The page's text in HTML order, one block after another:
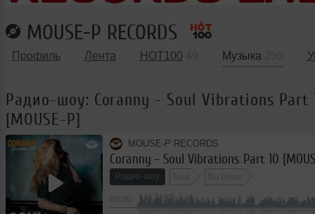
MOUSE-P RECORDS
Профиль Лента HOT100 Музыка
Радио-шоу: Coranny - Soul Vibrations Part
[MOUSE-P]
MOUSE-P RECORDS
Coranny - Soul Vibrations Part 10
Радио-шоу Soul Nu Disco